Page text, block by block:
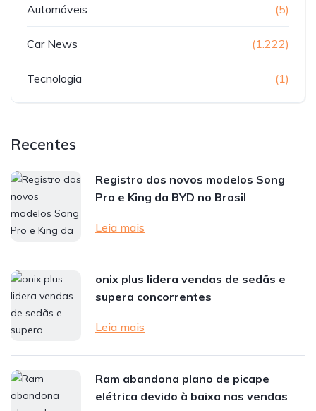
Automóveis (5)
Car News (1.222)
Tecnologia (1)
Recentes
Registro dos novos modelos Song
Pro e King da BYD no Brasil
Leia mais
onix plus lidera vendas de sedãs e
supera concorrentes
Leia mais
Ram abandona plano de picape
elétrica devido à baixa nas vendas